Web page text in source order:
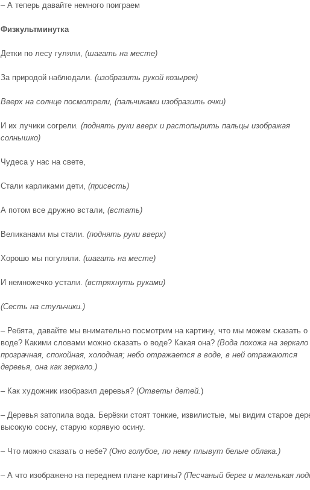
– А теперь давайте немного поиграем
Физкультминутка
Детки по лесу гуляли, (шагать на месте)
За природой наблюдали. (изобразить рукой козырек)
Вверх на солнце посмотрели, (пальчиками изобразить очки)
И их лучики согрели. (поднять руки вверх и растопырить пальцы изображая
солнышко)
Чудеса у нас на свете,
Стали карликами дети, (присесть)
А потом все дружно встали, (встать)
Великанами мы стали. (поднять руки вверх)
Хорошо мы погуляли. (шагать на месте)
И немножечко устали. (встряхнуть руками)
(Сесть на стульчики.)
– Ребята, давайте мы внимательно посмотрим на картину, что мы можем сказать о
воде? Какими словами можно сказать о воде? Какая она? (Вода похожа на зеркало
прозрачная, спокойная, холодная; небо отражается в воде, в ней отражаются
деревья, она как зеркало.)
– Как художник изобразил деревья? (Ответы детей.)
– Деревья затопила вода. Берёзки стоят тонкие, извилистые, мы видим старое
высокую сосну, старую корявую осину.
– Что можно сказать о небе? (Оно голубое, по нему плывут белые облака.)
– А что изображено на переднем плане картины? (Песчаный берег и маленькая